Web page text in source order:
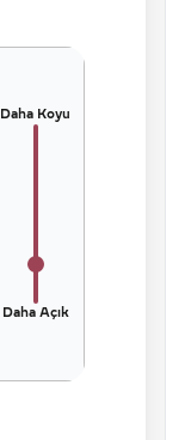
Daha Koyu
Daha Açık